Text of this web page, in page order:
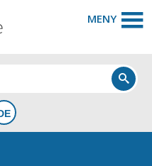
MENY